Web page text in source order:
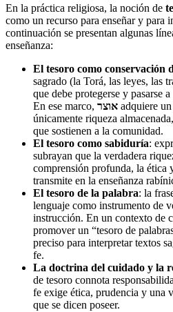
En la práctica religiosa, la noción de
como un recurso para enseñar y para
continuación se presentan algunas
enseñanza:
El tesoro como conservación
sagrado (la Torá, las leyes, las
que debe protegerse y pasarse
En ese marco, אוצר adquiere
únicamente riqueza
que sostienen a la comunidad.
El tesoro como sabiduría:
subrayan que la verdadera
comprensión profunda, la ética
transmite en la enseñanza
El tesoro de la palabra: la
lenguaje como instrumento de
instrucción. En un contexto de
promover un “tesoro de
preciso para interpretar textos
fe.
La doctrina del cuidado y la
de tesoro connota
fe exige ética, prudencia y una
que se dicen poseer.